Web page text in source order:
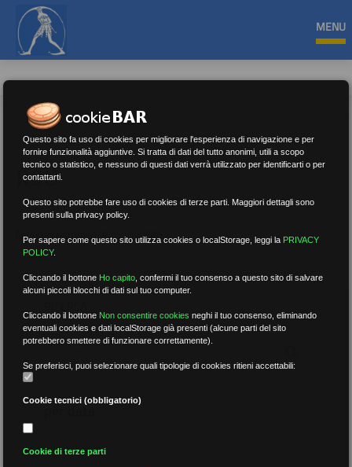
MENU
RSU
Nessun risultato.Rimuovi filtri
per data
Questo sito fa uso di cookies per migliorare l'esperienza di navigazione e per
fornire funzionalità aggiuntive. Si tratta di dati del tutto anonimi, utili a scopo
tecnico o statistico, e nessuno di questi dati verrà utilizzato per identificarti o per
contattarti.
Questo sito potrebbe fare uso di cookies di terze parti. Maggiori dettagli sono
presenti sulla privacy policy.
Per sapere come questo sito utilizza cookies o localStorage, leggi la PRIVACY
POLICY.
Cliccando il bottone Ho capito ,confermi il tuo consenso a questo sito di salvare
alcuni piccoli blocchi di dati sul tuo computer.
Cliccando il bottone Non consentire cookies neghi il tuo consenso, eliminando
eventuali cookies e dati localStorage già presenti (alcune parti del sito
potrebbero smettere di funzionare correttamente).
Se preferisci, puoi selezionare quali tipologie di cookies ritieni accettabili:
Cookie tecnici (obbligatorio)
Cookie di terze parti